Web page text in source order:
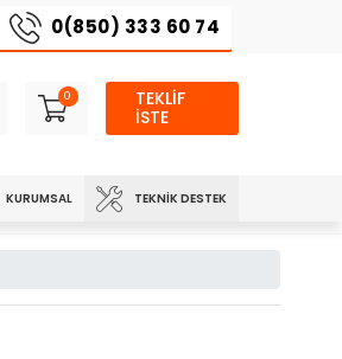
0(850) 333 60 74
0
TEKLİF
İSTE
KURUMSAL TEKNIK DESTEK